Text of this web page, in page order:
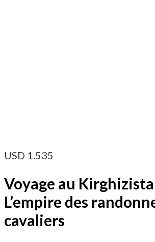
USD 1.535
Voyage au
L’empire des
cavaliers